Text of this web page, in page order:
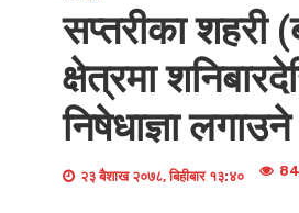
सप्तरीका शहरी
क्षेत्रमा
निषेधाज्ञा लगाउने
२३ बैशाख २०७८, बिहीबार १३:४०